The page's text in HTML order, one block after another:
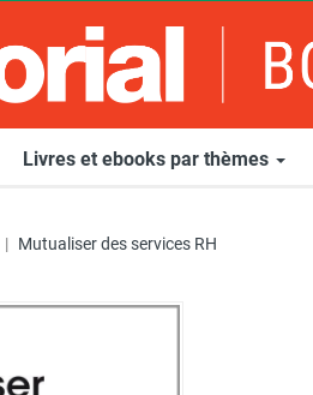
Livres et ebooks par thèmes
Mutualiser des services RH